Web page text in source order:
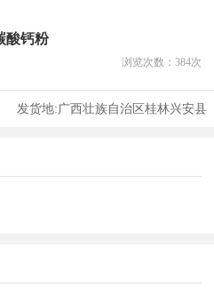
酸钙粉
浏览次数： 384次
发货地:广西壮族自治区桂林兴安县